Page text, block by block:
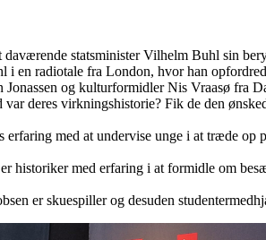
daværende statsminister Vilhelm Buhl sin
i en radiotale fra London, hvor han
Jonassen og kulturformidler Nis Vraasø fra
deres virkningshistorie? Fik de den
erfaring med at undervise unge i at træde op
historiker med erfaring i at formidle om
er skuespiller og desuden